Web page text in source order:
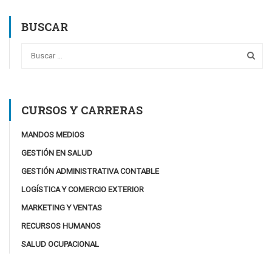
BUSCAR
CURSOS Y CARRERAS
MANDOS MEDIOS
GESTIÓN EN SALUD
GESTIÓN ADMINISTRATIVA CONTABLE
LOGÍSTICA Y COMERCIO EXTERIOR
MARKETING Y VENTAS
RECURSOS HUMANOS
SALUD OCUPACIONAL